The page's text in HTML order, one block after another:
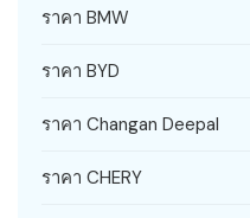
ราคา BMW
ราคา BYD
ราคา Changan Deepal
ราคา CHERY